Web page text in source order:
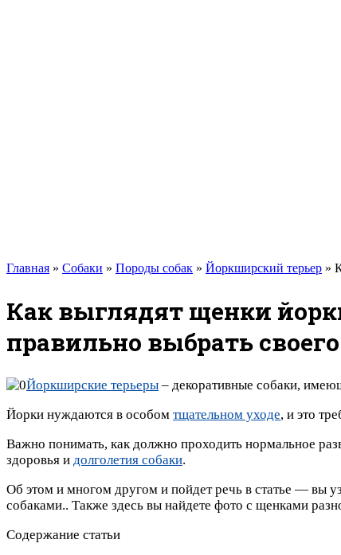
Главная » Собаки » Породы собак » Йоркширский терьер »
Как выглядят щенки
правильно выбрать
Йоркширские терьеры – декоративные собаки,
Йорки нуждаются в особом тщательном уходе, и это
Важно понимать, как должно проходить нормальное
здоровья и долголетия собаки.
Об этом и многом другом и пойдет речь в статье — вы
собаками.. Также здесь вы найдете фото с щенками
Содержание статьи